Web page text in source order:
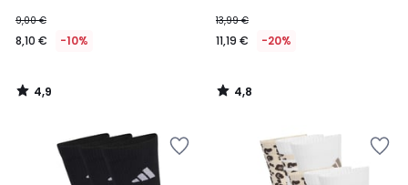
9,00 €
8,10 € -10%
4,9
/
13,99 €
11,19 € -20%
4,8
/